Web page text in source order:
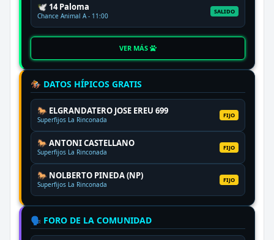
🕊️ 14 Paloma
Chance Animal A - 11:00
SALIDO
VER MÁS
🏇 DATOS HÍPICOS GRATIS
🐎 ELGRANDATERO JOSE EREU 699
Superfijos La Rinconada
FIJO
🐎 ANTONI CASTELLANO
Superfijos La Rinconada
FIJO
🐎 NOLBERTO PINEDA (NP)
Superfijos La Rinconada
FIJO
🗣️ FORO DE LA COMUNIDAD